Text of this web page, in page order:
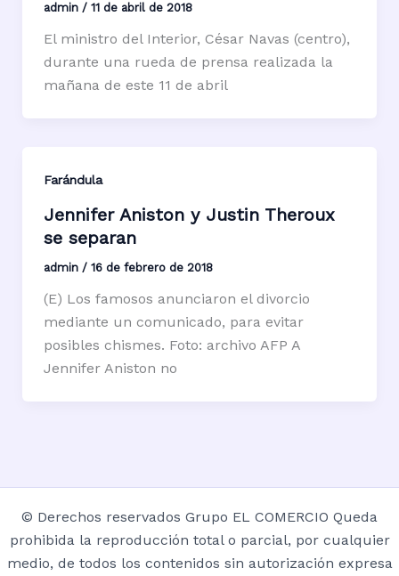
admin / 11 de abril de 2018
El ministro del Interior, César Navas (centro),
durante una rueda de prensa realizada la
mañana de este 11 de abril
Farándula
Jennifer Aniston y Justin Theroux
se separan
admin / 16 de febrero de 2018
(E) Los famosos anunciaron el divorcio
mediante un comunicado, para evitar
posibles chismes. Foto: archivo AFP A
Jennifer Aniston no
© Derechos reservados Grupo EL COMERCIO Queda
prohibida la reproducción total o parcial, por cualquier
medio, de todos los contenidos sin autorización expresa